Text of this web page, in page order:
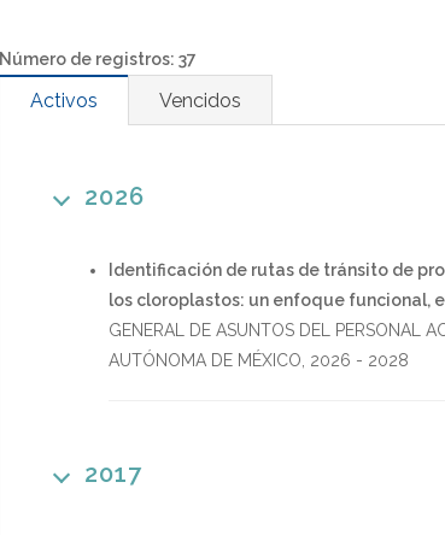
Número de registros: 37
Activos Vencidos
2026
Identificación de rutas de tránsito de
los cloroplastos: un enfoque funcional,
GENERAL DE ASUNTOS DEL PERSONAL
AUTÓNOMA DE MÉXICO 2026 - 2028
2017